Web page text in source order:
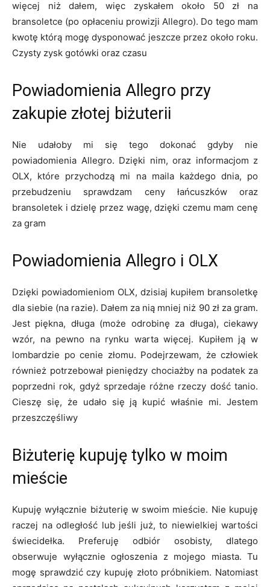
więcej niż dałem, więc zyskałem około 50 zł na
bransoletce (po opłaceniu prowizji Allegro). Do tego mam
kwotę którą mogę dysponować jeszcze przez około roku.
Czysty zysk gotówki oraz czasu
Powiadomienia Allegro przy
zakupie złotej biżuterii
Nie udałoby mi się tego dokonać gdyby nie
powiadomienia Allegro. Dzięki nim, oraz informacjom z
OLX, które przychodzą mi na maila każdego dnia, po
przebudzeniu sprawdzam ceny łańcuszków oraz
bransoletek i dzielę przez wagę, dzięki czemu mam cenę
za gram
Powiadomienia Allegro i OLX
Dzięki powiadomieniom OLX, dzisiaj kupiłem bransoletkę
dla siebie (na razie). Dałem za nią mniej niż 90 zł za gram.
Jest piękna, długa (może odrobinę za długa), ciekawy
wzór, na pewno na rynku warta więcej. Kupiłem ją w
lombardzie po cenie złomu. Podejrzewam, że człowiek
również potrzebował pieniędzy chociażby na podatek za
poprzedni rok, gdyż sprzedaje różne rzeczy dość tanio.
Cieszę się, że udało się ją kupić właśnie mi. Jestem
przeszczęśliwy
Biżuterię kupuję tylko w moim
mieście
Kupuję wyłącznie biżuterię w swoim mieście. Nie kupuję
raczej na odległość lub jeśli już, to niewielkiej wartości
świecidełka. Preferuję odbiór osobisty, dlatego
obserwuje wyłącznie ogłoszenia z mojego miasta. Tu
mogę sprawdzić czy kupuję złoto próbnikiem. Natomiast